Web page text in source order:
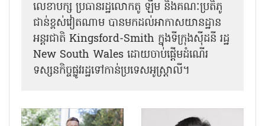
លេខាបក្ស ប្រធានរដ្ឋលោកតូ ឡឹម និងគណៈប្រតិភូ
ជាន់ខ្ពស់វៀតណាម បានមកដល់អាកាសយានដ្ឋាន
អន្តរជាតិ Kingsford-Smith ក្នុងទីក្រុងស៊ីដនី រដ្ឋ
New South Wales ដោយចាប់ផ្តើមដំណើរ
ទស្សនកិច្ចផ្លូវរដ្ឋទៅកាន់ប្រទេសអូស្ត្រាលី។